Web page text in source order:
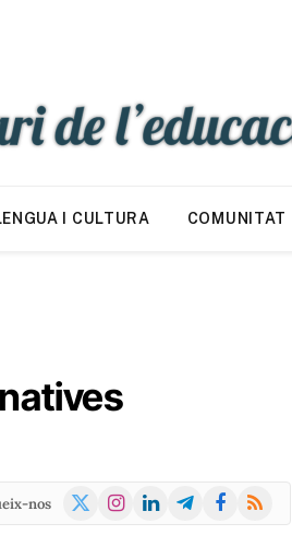
I CULTURA COMUNITAT
nos
X
Instagram
LinkedInTelegramFacebook
RSS